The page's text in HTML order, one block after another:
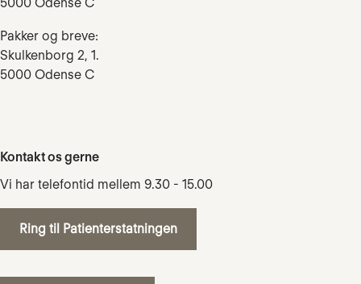
5000 Odense C
Pakker og breve:
Skulkenborg 2, 1.
5000 Odense C
Kontakt os gerne
Vi har telefontid mellem 9.30 - 15.00
Ring til Patienterstatningen